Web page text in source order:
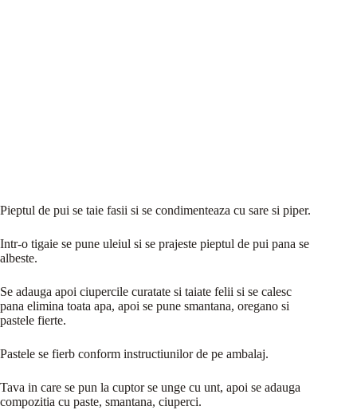
Pieptul de pui se taie fasii si se condimenteaza cu sare si piper.
Intr-o tigaie se pune uleiul si se prajeste pieptul de pui pana se
albeste.
Se adauga apoi ciupercile curatate si taiate felii si se calesc
pana elimina toata apa, apoi se pune smantana, oregano si
pastele fierte.
Pastele se fierb conform instructiunilor de pe ambalaj.
Tava in care se pun la cuptor se unge cu unt, apoi se adauga
compozitia cu paste, smantana, ciuperci.